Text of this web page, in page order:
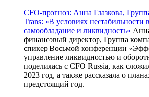
CFO-прогноз: Анна Глазкова,
Trans: «В условиях нестабильности
самообладание и ликвидность»
финансовый директор, Группа
спикер Восьмой конференции
управление ликвидностью и
поделилась с CFO Russia, как
2023 год, а также рассказала о
предстоящий год.